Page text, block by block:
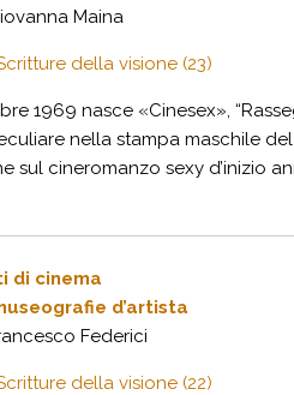
Maina
della visione (23)
1969 nasce «Cinesex»,
nella stampa maschile
sul cineromanzo sexy d’inizio
di cinema
d’artista
Federici
della visione (22)